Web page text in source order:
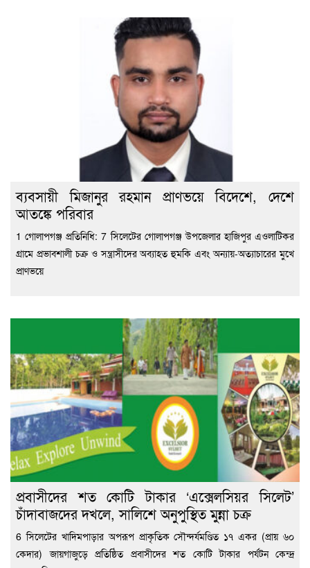
ব্যবসায়ী মিজানুর রহমান প্রাণভয়ে বিদেশে, দেশে
আতঙ্কে পরিবার
1 গোলাপগঞ্জ প্রতিনিধি: 7 সিলেটের গোলাপগঞ্জ উপজেলার হাজিপুর এওলাটিকর
গ্রামে প্রভাবশালী চক্র ও সন্ত্রাসীদের অব্যাহত হুমকি এবং অন্যায়-অত্যাচারের মুখে
প্রাণভয়ে
প্রবাসীদের শত কোটি টাকার ‘এক্সেলসিয়র সিলেট’
চাঁদাবাজদের দখলে, সালিশে অনুপুস্থিত মুন্না চক্র
6 সিলেটের খাদিমপাড়ার অপরূপ প্রাকৃতিক সৌন্দর্যমণ্ডিত ১৭ একর (প্রায় ৬০
কেদার) জায়গাজুড়ে প্রতিষ্ঠিত প্রবাসীদের শত কোটি টাকার পর্যটন কেন্দ্র